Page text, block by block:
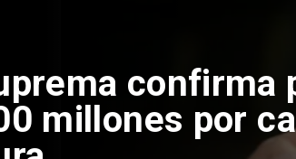
suspende
Norte en El